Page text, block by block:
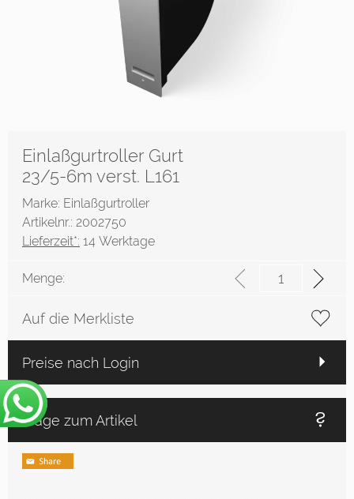
Einlaßgurtroller Gurt
23/5-6m verst. L161
Marke: Einlaßgurtroller
Artikelnr.: 2002750
Lieferzeit*: 14 Werktage
Menge:
Auf die Merkliste
Preise nach Login
Frage zum Artikel